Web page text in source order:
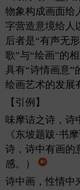
物象构成画面给
字营造意境给人
后者是“有声无
歌”与“绘画”的
具有“诗情画意”
绘画艺术的发展
【引例】
味摩诘之诗，诗
《东坡题跋·书
诗，诗中有画的
感。）
诗中画，性情中